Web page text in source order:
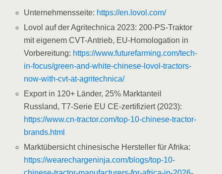
Unternehmensseite: https://en.lovol.com/
Lovol auf der Agritechnica 2023: 200-PS-Traktor
mit eigenem CVT-Antrieb, EU-Homologation in
Vorbereitung: https://www.futurefarming.com/tech-
in-focus/green-and-white-chinese-lovol-tractors-
now-with-cvt-at-agritechnica/
Export in 120+ Länder, 25% Marktanteil
Russland, T7-Serie EU CE-zertifiziert (2023):
https://www.cn-tractor.com/top-10-chinese-tractor-
brands.html
Marktübersicht chinesische Hersteller für Afrika:
https://wearechargeninja.com/blogs/top-10-